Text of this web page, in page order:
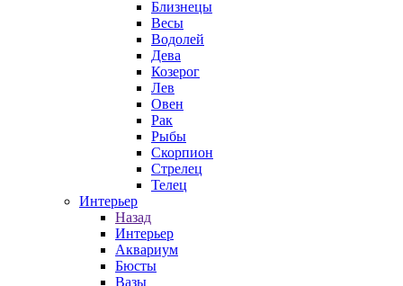
Близнецы
Весы
Водолей
Дева
Козерог
Лев
Овен
Рак
Рыбы
Скорпион
Стрелец
Телец
Интерьер
Назад
Интерьер
Аквариум
Бюсты
Вазы